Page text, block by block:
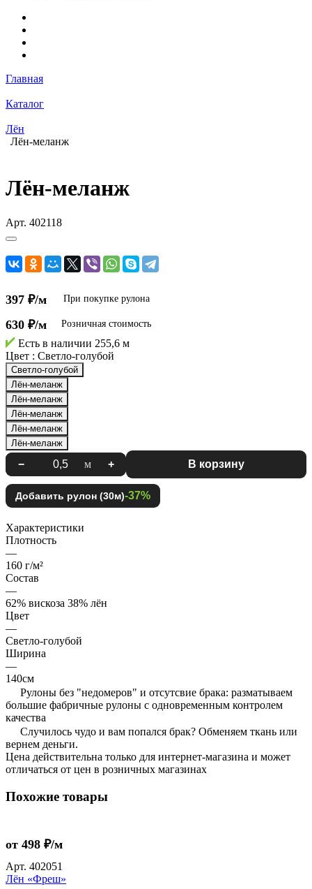
Главная
Каталог
Лён
Лён-меланж
Лён-меланж
Арт. 402118
397 ₽/м При покупке рулона
630 ₽/м Розничная стоимость
Есть в наличии 255,6 м
Цвет : Светло-голубой
Светло-голубой
Лён-меланж
Лён-меланж
Лён-меланж
Лён-меланж
Лён-меланж
− м + В корзину
Добавить рулон (30м)-37%
Характеристики
Плотность
—
160 г/м²
Состав
—
62% вискоза 38% лён
Цвет
—
Светло-голубой
Ширина
—
140см
Рулоны без "недомеров" и отсутсвие брака: разматываем
большие фабричные рулоны с одновременным контролем
качества
Случилось чудо и вам попался брак? Обменяем ткань или
вернем деньги.
Цена действительна только для интернет-магазина и может
отличаться от цен в розничных магазинах
Похожие товары
от 498 ₽/м
Арт. 402051
Лён «Фреш»